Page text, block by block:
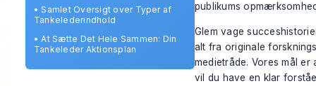
•Samlet Oversigt over Typer af
Tankelederindhold
•At Sætte Det Hele Sammen: Din
Tankeleder Aktionsplan
publikums
Glem vage
alt fra originale
medietråde. Vores mål
vil du have en klar